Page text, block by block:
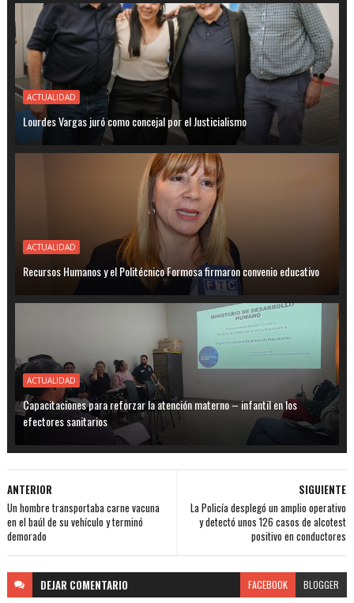
ACTUALIDAD
Lourdes Vargas juró como concejal por el Justicialismo
ACTUALIDAD
Recursos Humanos y el Politécnico Formosa firmaron convenio educativo
ACTUALIDAD
Capacitaciones para reforzar la atención materno – infantil en los
efectores sanitarios
SIGUIENTE
La Policía desplegó un amplio operativo
y detectó unos 126 casos de alcotest
positivo en conductores
ANTERIOR
Un hombre transportaba carne vacuna
en el baúl de su vehículo y terminó
demorado
DEJAR COMENTARIO FACEBOOK BLOGGER